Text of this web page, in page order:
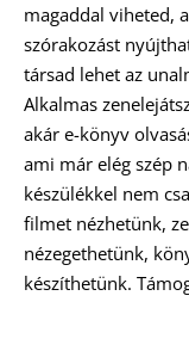
magaddal viheted,
szórakozást
társad lehet az
Alkalmas
akár e-könyv
ami már elég szép
készülékkel nem
filmet nézhetünk,
nézegethetünk,
készíthetünk.